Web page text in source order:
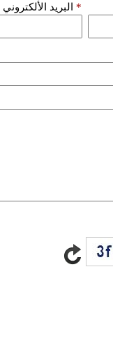
البريد الألكتروني *